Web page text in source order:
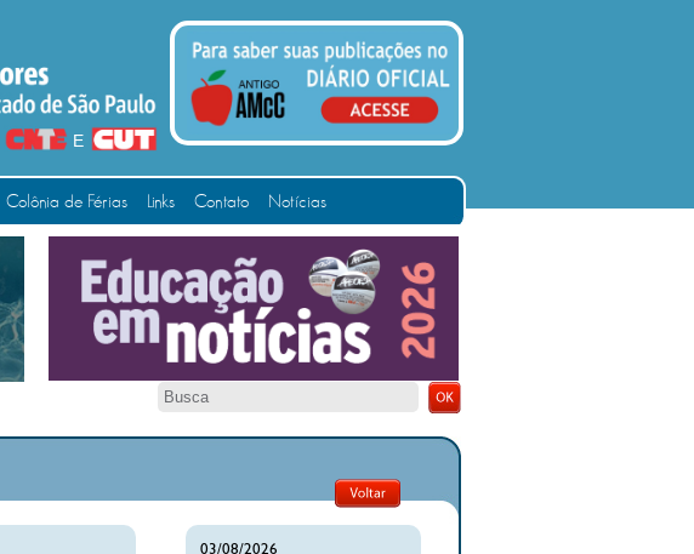
E
Colônia de Férias Links Contato Notícias
03/08/2026